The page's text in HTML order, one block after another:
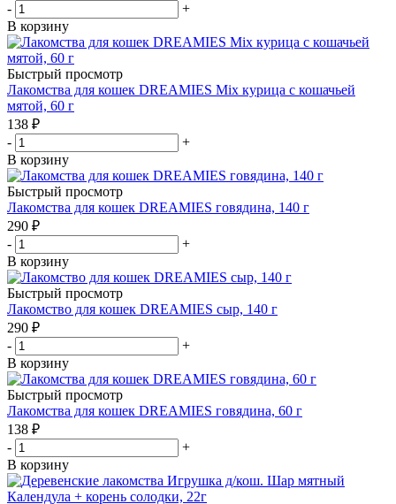
-
+
В корзину
Быстрый просмотр
Лакомства для кошек DREAMIES Mix курица с кошачьей
мятой, 60 г
138 ₽
-
+
В корзину
Быстрый просмотр
Лакомства для кошек DREAMIES говядина, 140 г
290 ₽
-
+
В корзину
Быстрый просмотр
Лакомство для кошек DREAMIES сыр, 140 г
290 ₽
-
+
В корзину
Быстрый просмотр
Лакомства для кошек DREAMIES говядина, 60 г
138 ₽
-
+
В корзину